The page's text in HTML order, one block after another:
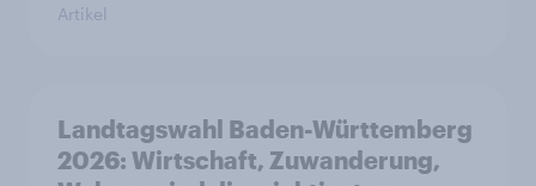
Artikel
Landtagswahl Baden-Württemberg
2026: Wirtschaft, Zuwanderung,